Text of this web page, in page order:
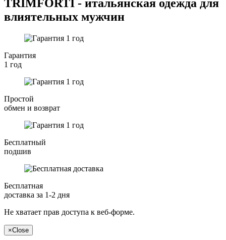
TRIMFORTI - итальянская одежда для
влиятельных мужчин
Гарантия
1 год
Простой
обмен и возврат
Бесплатный
подшив
Бесплатная
доставка за 1-2 дня
Не хватает прав доступа к веб-форме.
×Close